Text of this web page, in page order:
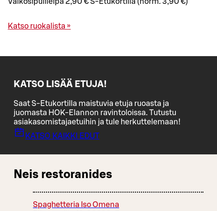
Valkosipulileipä 2,90 € S-Etukortilla (norm. 3,90 €)
Katso ruokalista »
KATSO LISÄÄ ETUJA!
Saat S-Etukortilla maistuvia etuja ruoasta ja
juomasta HOK-Elannon ravintoloissa. Tutustu
asiakasomistajaetuihin ja tule herkuttelemaan!
KATSO KAIKKI EDUT
Neis restoranides
Spaghetteria Iso Omena